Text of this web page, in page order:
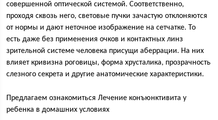
совершенной оптической системой. Соответственно,
проходя сквозь него, световые пучки зачастую отклоняются
от нормы и дают неточное изображение на сетчатке. То
есть даже без применения очков и контактных линз
зрительной системе человека присущи аберрации. На них
влияет кривизна роговицы, форма хрусталика, прозрачность
слезного секрета и другие анатомические характеристики.
Предлагаем ознакомиться Лечение конъюнктивита у
ребенка в домашних условиях